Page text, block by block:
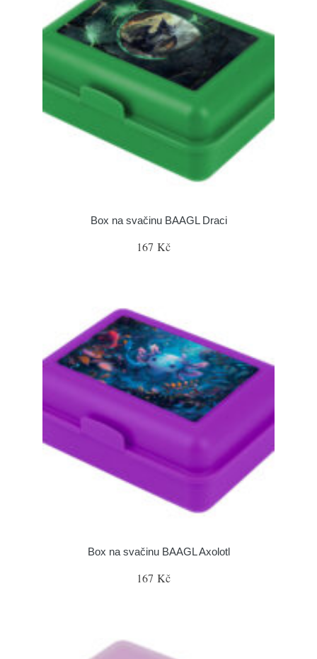
Box na svačinu BAAGL Draci
167 Kč
Box na svačinu BAAGL Axolotl
167 Kč